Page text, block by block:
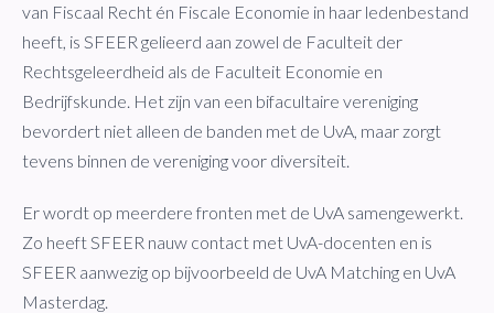
van Fiscaal Recht én Fiscale Economie in haar ledenbestand
heeft, is SFEER gelieerd aan zowel de Faculteit der
Rechtsgeleerdheid als de Faculteit Economie en
Bedrijfskunde. Het zijn van een bifacultaire vereniging
bevordert niet alleen de banden met de UvA, maar zorgt
tevens binnen de vereniging voor diversiteit.
Er wordt op meerdere fronten met de UvA samengewerkt.
Zo heeft SFEER nauw contact met UvA-docenten en is
SFEER aanwezig op bijvoorbeeld de UvA Matching en UvA
Masterdag.